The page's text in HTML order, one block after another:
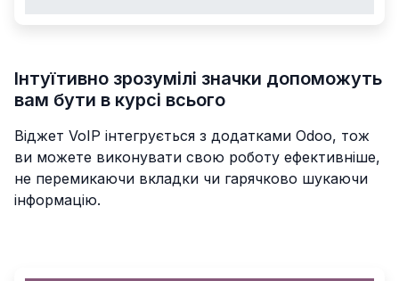
Інтуїтивно зрозумілі значки допоможуть
вам бути в курсі всього
Віджет VoIP інтегрується з додатками Odoo, тож
ви можете виконувати свою роботу ефективніше,
не перемикаючи вкладки чи гарячково шукаючи
інформацію.